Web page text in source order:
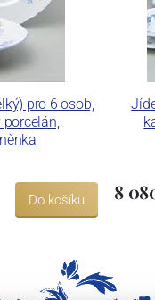
pro 6 osob,
Do košíku 8